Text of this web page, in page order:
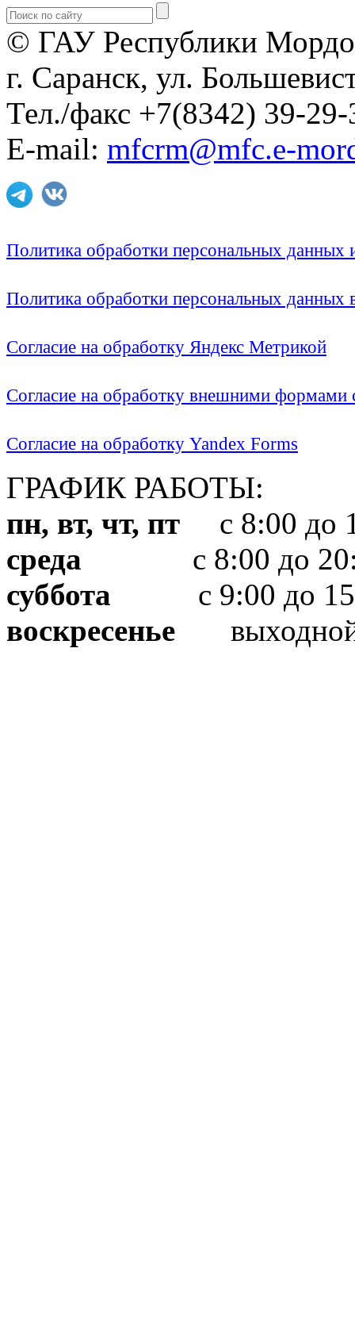
© ГАУ Республики
г. Саранск, ул.
Тел./факс +7(8342) 39-29-
E-mail: mfcrm@mfc.e-
Политика обработки персональных
Политика обработки персональных
Согласие на обработку Яндекс Метрикой
Согласие на обработку внешними формами
Согласие на обработку Yandex Forms
ГРАФИК РАБОТЫ:
пн, вт, чт, пт с 8:00 до
среда с 8:00 до
суббота с 9:00 до
воскресенье